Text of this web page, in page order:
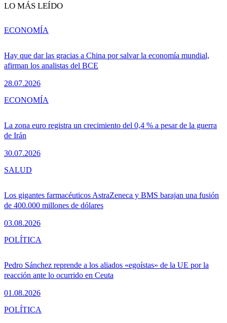
LO MÁS LEÍDO
Hay que dar las gracias a China por salvar la economía mundial,
afirman los analistas del BCE
28.07.2026
ECONOMÍA
La zona euro registra un crecimiento del 0,4 % a pesar de la guerra
de Irán
30.07.2026
ECONOMÍA
Los gigantes farmacéuticos AstraZeneca y BMS barajan una fusión
de 400.000 millones de dólares
03.08.2026
SALUD
Pedro Sánchez reprende a los aliados «egoístas» de la UE por la
reacción ante lo ocurrido en Ceuta
01.08.2026
POLÍTICA
POLÍTICA